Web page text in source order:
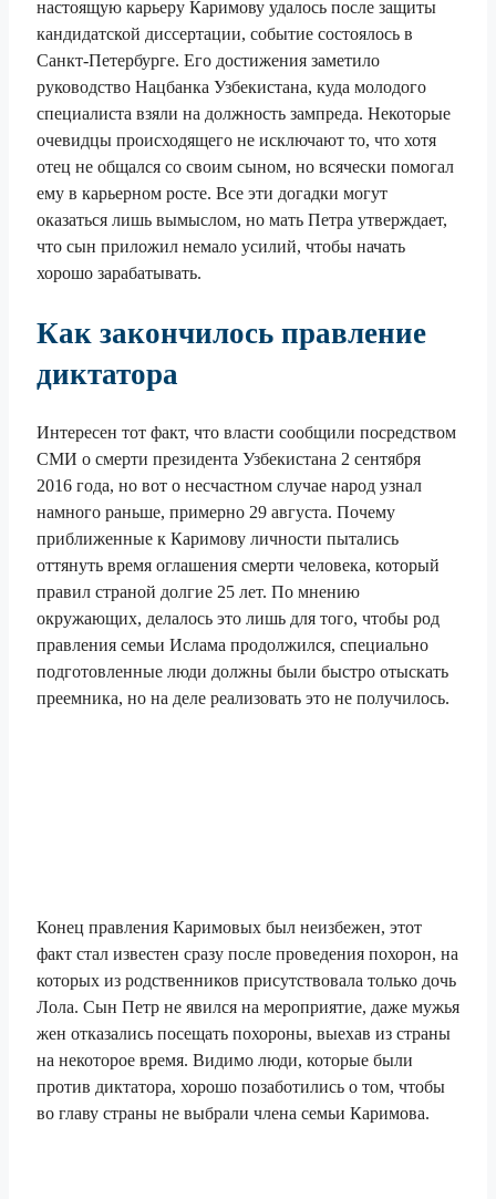
настоящую карьеру Каримову удалось после защиты
кандидатской диссертации, событие состоялось в
Санкт-Петербурге. Его достижения заметило
руководство Нацбанка Узбекистана, куда молодого
специалиста взяли на должность зампреда. Некоторые
очевидцы происходящего не исключают то, что хотя
отец не общался со своим сыном, но всячески помогал
ему в карьерном росте. Все эти догадки могут
оказаться лишь вымыслом, но мать Петра утверждает,
что сын приложил немало усилий, чтобы начать
хорошо зарабатывать.
Как закончилось правление
диктатора
Интересен тот факт, что власти сообщили посредством
СМИ о смерти президента Узбекистана 2 сентября
2016 года, но вот о несчастном случае народ узнал
намного раньше, примерно 29 августа. Почему
приближенные к Каримову личности пытались
оттянуть время оглашения смерти человека, который
правил страной долгие 25 лет. По мнению
окружающих, делалось это лишь для того, чтобы род
правления семьи Ислама продолжился, специально
подготовленные люди должны были быстро отыскать
преемника, но на деле реализовать это не получилось.
Конец правления Каримовых был неизбежен, этот
факт стал известен сразу после проведения похорон, на
которых из родственников присутствовала только дочь
Лола. Сын Петр не явился на мероприятие, даже мужья
жен отказались посещать похороны, выехав из страны
на некоторое время. Видимо люди, которые были
против диктатора, хорошо позаботились о том, чтобы
во главу страны не выбрали члена семьи Каримова.